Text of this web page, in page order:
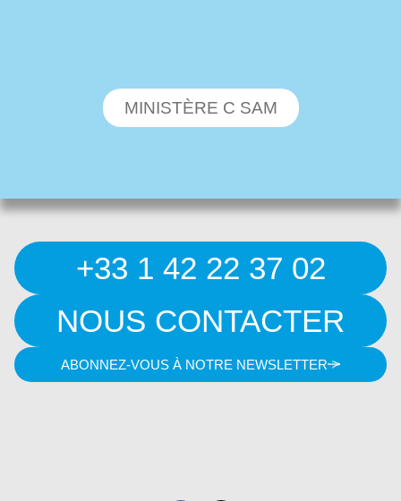
MINISTÈRE C SAM
+33 1 42 22 37 02
NOUS CONTACTER
ABONNEZ-VOUS À NOTRE NEWSLETTER